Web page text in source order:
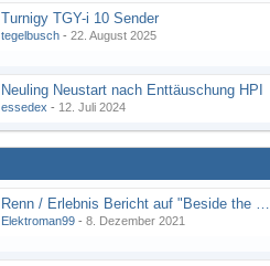
Turnigy TGY-i 10 Sender
tegelbusch - 22. August 2025
Neuling Neustart nach Enttäuschung HPI
essedex - 12. Juli 2024
Renn / Erlebnis Bericht auf "Beside the Race"
Elektroman99 - 8. Dezember 2021